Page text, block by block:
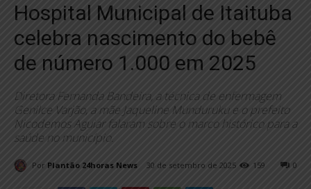
Hospital Municipal de Itaituba
celebra nascimento do bebê
de número 1.000 em 2025
Diretora Fernanda Bandeira, a técnica de enfermagem
Genilce Varjão, a mãe Jaqueline Munduruku e o prefeito
Nicodemos Aguiar falaram sobre o marco histórico para a
saúde no município.
Por Plantão 24horas News 30 de setembro de 2025 0
159